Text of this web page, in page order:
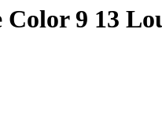
Color 9 13